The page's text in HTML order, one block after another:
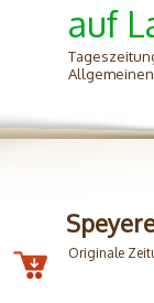
auf
Originale